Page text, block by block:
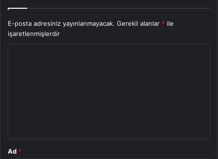
E-posta adresiniz yayınlanmayacak. Gerekli alanlar * ile
işaretlenmişlerdir
Ad *